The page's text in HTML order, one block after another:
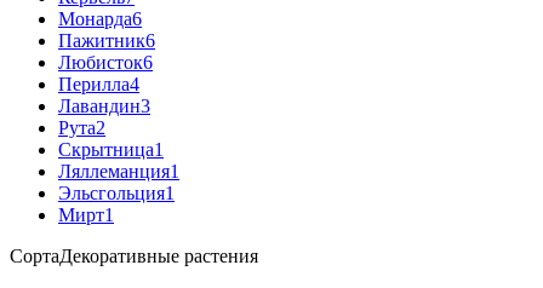
Монарда6
Пажитник6
Любисток6
Перилла4
Лавандин3
Рута2
Скрытница1
Ляллеманция1
Эльсгольция1
Мирт1
СортаДекоративные растения